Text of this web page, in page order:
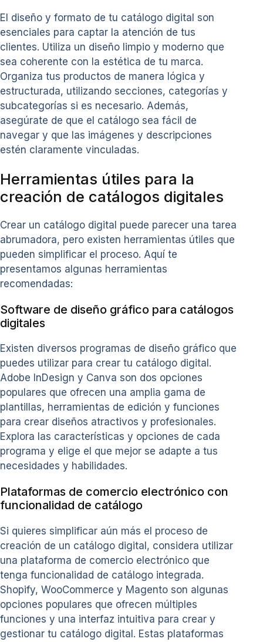
El diseño y formato de tu catálogo digital son
esenciales para captar la atención de tus
clientes. Utiliza un diseño limpio y moderno que
sea coherente con la estética de tu marca.
Organiza tus productos de manera lógica y
estructurada, utilizando secciones, categorías y
subcategorías si es necesario. Además,
asegúrate de que el catálogo sea fácil de
navegar y que las imágenes y descripciones
estén claramente vinculadas.
Herramientas útiles para la
creación de catálogos digitales
Crear un catálogo digital puede parecer una tarea
abrumadora, pero existen herramientas útiles que
pueden simplificar el proceso. Aquí te
presentamos algunas herramientas
recomendadas:
Software de diseño gráfico para catálogos
digitales
Existen diversos programas de diseño gráfico que
puedes utilizar para crear tu catálogo digital.
Adobe InDesign y Canva son dos opciones
populares que ofrecen una amplia gama de
plantillas, herramientas de edición y funciones
para crear diseños atractivos y profesionales.
Explora las características y opciones de cada
programa y elige el que mejor se adapte a tus
necesidades y habilidades.
Plataformas de comercio electrónico con
funcionalidad de catálogo
Si quieres simplificar aún más el proceso de
creación de un catálogo digital, considera utilizar
una plataforma de comercio electrónico que
tenga funcionalidad de catálogo integrada.
Shopify, WooCommerce y Magento son algunas
opciones populares que ofrecen múltiples
funciones y una interfaz intuitiva para crear y
gestionar tu catálogo digital. Estas plataformas